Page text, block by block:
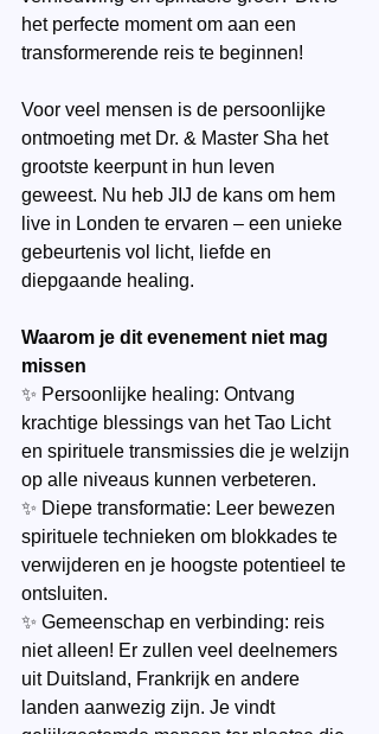
het perfecte moment om aan een
transformerende reis te beginnen!
Voor veel mensen is de persoonlijke
ontmoeting met Dr. & Master Sha het
grootste keerpunt in hun leven
geweest. Nu heb JIJ de kans om hem
live in Londen te ervaren – een unieke
gebeurtenis vol licht, liefde en
diepgaande healing.
Waarom je dit evenement niet mag
missen
✨ Persoonlijke healing: Ontvang
krachtige blessings van het Tao Licht
en spirituele transmissies die je welzijn
op alle niveaus kunnen verbeteren.
✨ Diepe transformatie: Leer bewezen
spirituele technieken om blokkades te
verwijderen en je hoogste potentieel te
ontsluiten.
✨ Gemeenschap en verbinding: reis
niet alleen! Er zullen veel deelnemers
uit Duitsland, Frankrijk en andere
landen aanwezig zijn. Je vindt